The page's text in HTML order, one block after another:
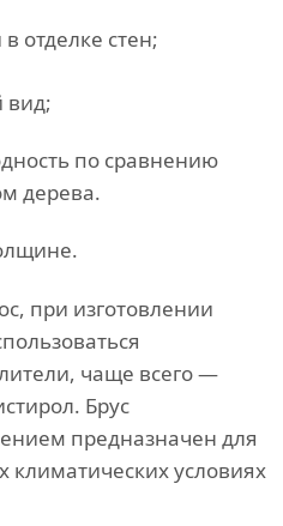
отделке стен;
вид;
по сравнению
дерева.
при изготовлении
чаще всего —
Брус
предназначен для
климатических условиях